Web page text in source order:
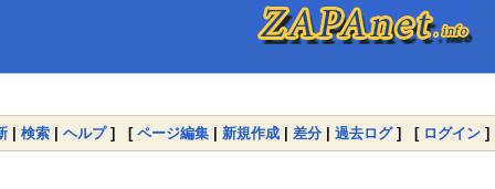
| 検索 | ヘルプ] [ ページ編集 | 新規作成 | 差分 | 過去ログ] [ ログイン ]